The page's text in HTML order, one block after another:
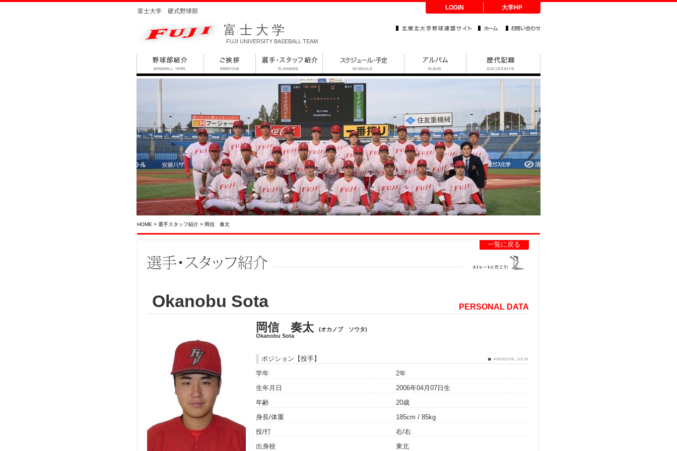
富士大学 硬式野球部
富士大学
FUJI UNIVERSITY BASEBALL TEAM
LOGIN 大学HP
HOME > 選手スタッフ紹介 > 岡信 奏太
一覧に戻る
Okanobu Sota PERSONAL DATA
岡信 奏太
(オカノブ ソウタ)
Okanobu Sota
ポジション【投手】
学年 2年
生年月日 2006年04月07日生
年齢 20歳
身長/体重 185cm / 85kg
投/打 右/右
出身校 東北